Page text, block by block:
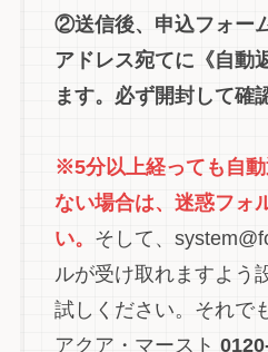
②送信後、申込フォー
アドレス宛てに《自動
ます。必ず開封して確
※5分以上経っても自
ない場合は、迷惑フォ
い。 そして、
ルが受け取れますよう
試しください。それで
アクア・マースト